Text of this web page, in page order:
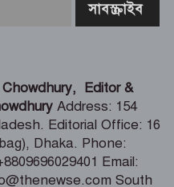
পাচারের চেষ্টা,আটক
রাষ্ট্রীয় স্বীকৃতি দেওয়ার
– যুব ও ক্রীড়া প্রতিমন্ত্রী
তিন মন্ত্রী-প্রতিমন্ত্রী বগুড়ায়
Editor &
Address: 154
Editorial Office: 16
Dhaka. Phone:
Email:
South